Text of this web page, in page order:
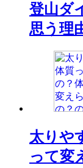
登山ダ
思う理
太りや
って変